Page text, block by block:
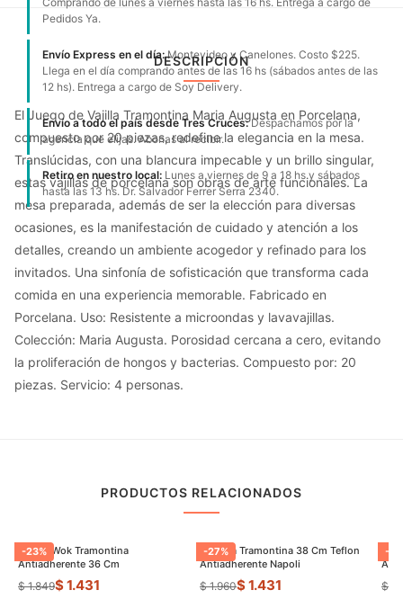
Pedidos Ya.
Envío Express en el día:Montevideo y Canelones. Costo $225.
Llega en el día comprando antes de las 16 hs (sábados antes de las
12 hs). Entrega a cargo de Soy Delivery.
Envío a todo el país desde Tres Cruces:Despachamos por la
agencia que elijas. Abonas al recibir.
Retiro en nuestro local: Lunes a viernes de 9 a 18 hs y sábados
hasta las 13 hs. Dr. Salvador Ferrer Serra 2340.
DESCRIPCIÓN
El Juego de Vajilla Tramontina Maria Augusta en Porcelana,
compuesto por 20 piezas, redefine la elegancia en la mesa.
Translúcidas, con una blancura impecable y un brillo singular,
estas vajillas de porcelana son obras de arte funcionales. La
mesa preparada, además de ser la elección para diversas
ocasiones, es la manifestación de cuidado y atención a los
detalles, creando un ambiente acogedor y refinado para los
invitados. Una sinfonía de sofisticación que transforma cada
comida en una experiencia memorable. Fabricado en
Porcelana. Uso: Resistente a microondas y lavavajillas.
Colección: Maria Augusta. Porosidad cercana a cero, evitando
la proliferación de hongos y bacterias. Compuesto por: 20
piezas. Servicio: 4 personas.
PRODUCTOS RELACIONADOS
-23%
Sarten Wok Tramontina
Antiadherente 36 Cm
$ 1.849$ 1.431
-27%
Paellera Tramontina 38 Cm Teflon
Antiadherente Napoli
$ 1.960$ 1.431
-
$